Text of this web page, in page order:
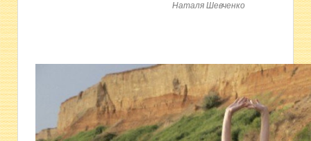
Наталя Шевченко